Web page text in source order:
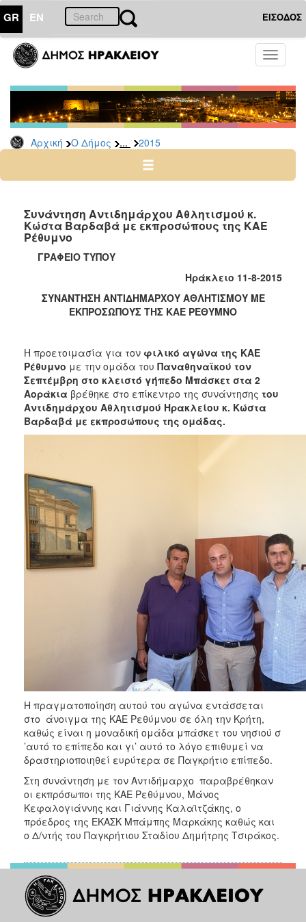
GR EN ΕΙΣΟΔΟΣ
Toggle
Αρχική Ο Δήμος ... 2015
ΔΗΜΟΣ
Δελτία
Τύπου
Αρχείο
2026
2024
2022
2021
2018
2016
2015
2013
2012
2011
ΤΟΠΟΣ
Συνάντηση Αντιδημάρχου Αθλητισμού κ.
Κώστα Βαρδαβά με εκπροσώπους της ΚΑΕ
Ρέθυμνο
ΓΡΑΦΕΙΟ ΤΥΠΟΥ
Ηράκλειο 11-8-2015
ΣΥΝΑΝΤΗΣΗ ΑΝΤΙΔΗΜΑΡΧΟΥ ΑΘΛΗΤΙΣΜΟΥ ΜΕ
ΕΚΠΡΟΣΩΠΟΥΣ ΤΗΣ ΚΑΕ ΡΕΘΥΜΝΟ
Η προετοιμασία για τον φιλικό αγώνα της ΚΑΕ
Ρέθυμνο με την ομάδα του Παναθηναϊκού τον
Σεπτέμβρη στο κλειστό γήπεδο Μπάσκετ στα 2
Αοράκια βρέθηκε στο επίκεντρο της συνάντησης του
Αντιδημάρχου Αθλητισμού Ηρακλείου κ. Κώστα
Βαρδαβά με εκπροσώπους της ομάδας.
Η πραγματοποίηση αυτού του αγώνα εντάσσεται
στο άνοιγμα της ΚΑΕ Ρεθύμνου σε όλη την Κρήτη,
καθώς είναι η μοναδική ομάδα μπάσκετ του νησιού σ
’αυτό το επίπεδο και γι’ αυτό το λόγο επιθυμεί να
δραστηριοποιηθεί ευρύτερα σε Παγκρήτιο επίπεδο.
Στη συνάντηση με τον Αντιδήμαρχο παραβρέθηκαν
οι εκπρόσωποι της ΚΑΕ Ρεθύμνου, Μάνος
Κεφαλογιάννης και Γιάννης Καλαϊτζάκης, ο
πρόεδρος της ΕΚΑΣΚ Μπάμπης Μαρκάκης καθώς και
ο Δ/ντής του Παγκρήτιου Σταδίου Δημήτρης Τσιράκος.